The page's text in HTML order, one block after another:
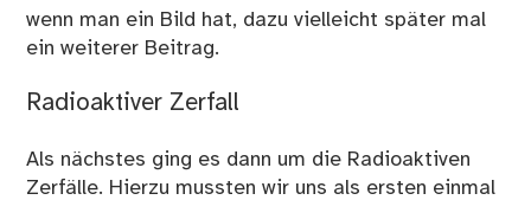
wenn man ein Bild hat, dazu vielleicht später mal
ein weiterer Beitrag.
Radioaktiver Zerfall
Als nächstes ging es dann um die Radioaktiven
Zerfälle. Hierzu mussten wir uns als ersten einmal